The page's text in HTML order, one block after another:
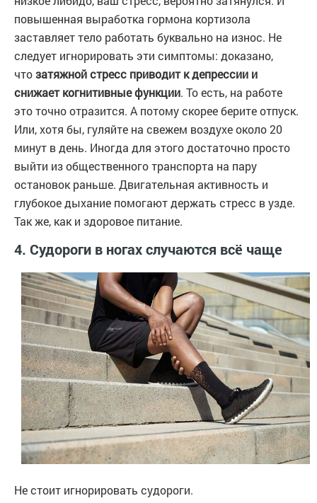
повышенная выработка гормона кортизола
заставляет тело работать буквально на износ. Не
следует игнорировать эти симптомы: доказано,
чтозатяжной стресс приводит к депрессии и
снижает когнитивные функции. То есть, на работе
это точно отразится. А потому скорее берите отпуск.
Или, хотя бы, гуляйте на свежем воздухе около 20
минут в день. Иногда для этого достаточно просто
выйти из общественного транспорта на пару
остановок раньше. Двигательная активность и
глубокое дыхание помогают держать стресс в узде.
Так же, как и здоровое питание.
4. Судороги в ногах случаются всё чаще
Не стоит игнорировать судороги.